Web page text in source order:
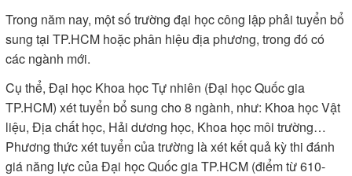
Trong năm nay, một số trường đại học công lập phải tuyển bổ
sung tại TP.HCM hoặc phân hiệu địa phương, trong đó có
các ngành mới.
Cụ thể, Đại học Khoa học Tự nhiên (Đại học Quốc gia
TP.HCM) xét tuyển bổ sung cho 8 ngành, như: Khoa học Vật
liệu, Địa chất học, Hải dương học, Khoa học môi trường…
Phương thức xét tuyển của trường là xét kết quả kỳ thi đánh
giá năng lực của Đại học Quốc gia TP.HCM (điểm từ 610-